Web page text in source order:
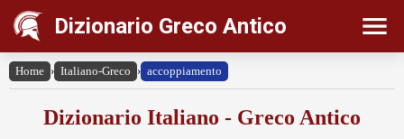
Dizionario Greco Antico
Home › Italiano-Greco › accoppiamento
Dizionario Italiano - Greco Antico